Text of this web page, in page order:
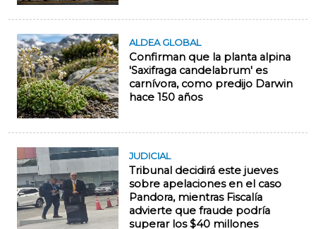
ALDEA GLOBAL
Confirman que la planta alpina
'Saxifraga candelabrum' es
carnívora, como predijo Darwin
hace 150 años
JUDICIAL
Tribunal decidirá este jueves
sobre apelaciones en el caso
Pandora, mientras Fiscalía
advierte que fraude podría
superar los $40 millones